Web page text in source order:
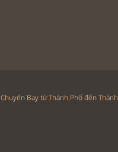
Chuyến Bay từ Thành Phố đến